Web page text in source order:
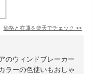
価格と在庫を楽天でチェック >>
のウィンドブレーカー
ラーの色使いもおしゃ